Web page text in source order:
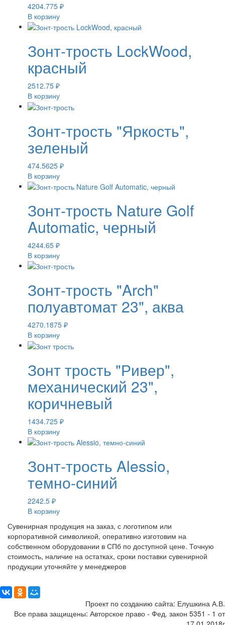
4204.775 ₽
В корзину
Зонт-трость LockWood,
красный
2512.75 ₽
В корзину
Зонт-трость "Яркость",
зеленый
474.5625 ₽
В корзину
Зонт-трость Nature Golf
Automatic, черный
4244.65 ₽
В корзину
Зонт-трость "Arch"
полуавтомат 23", аква
4270.1875 ₽
В корзину
Зонт трость "Ривер",
механический 23",
коричневый
1434.725 ₽
В корзину
Зонт-трость Alessio,
темно-синий
2242.5 ₽
В корзину
Сувенирная продукция на заказ, с логотипом или
корпоративной символикой, оперативно изготовим на
собственном оборудовании в СПб по доступной цене. Точную
стоимость, наличие на остатках, сроки поставки сувенирной
продукции уточняйте у менеджеров
Проект по созданию сайта: Елушкина А.В.
Все права защищены: Авторское право - Фед. закон 5351 - 1 от